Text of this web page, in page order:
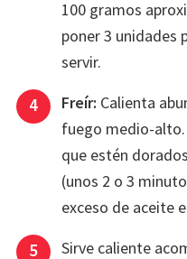
100 gramos
poner 3 unidades
servir.
Freír: Calienta
fuego medio-
que estén
(unos 2 o 3
exceso de aceite
Sirve caliente